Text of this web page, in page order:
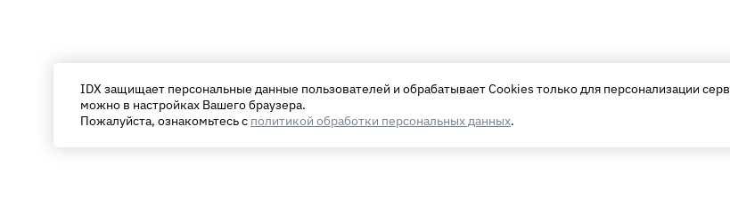
IDX защищает персональные данные пользователей и обрабатывает Cookies только для персонализации
можно в настройках Вашего браузера.
Пожалуйста, ознакомьтесь с политикой обработки персональных данных.